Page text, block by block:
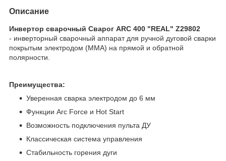
Описание
Инвертор сварочный Сварог ARC 400 "REAL" Z29802
- инверторный сварочный аппарат для ручной дуговой сварки
покрытым электродом (MMA) на прямой и обратной
полярности.
Преимущества:
Уверенная сварка электродом до 6 мм
Функции Arc Force и Hot Start
Возможность подключения пульта ДУ
Классическая система управления
Стабильность горения дуги